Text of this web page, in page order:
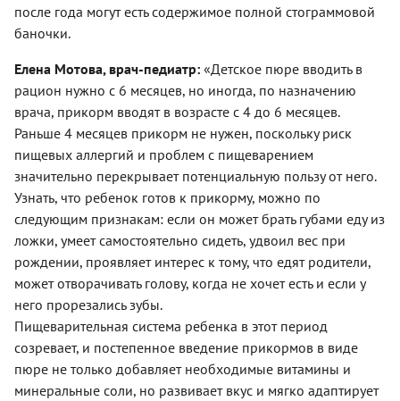
после года могут есть содержимое полной стограммовой
баночки.
Елена Мотова, врач-педиатр: «Детское пюре вводить в
рацион нужно с 6 месяцев, но иногда, по назначению
врача, прикорм вводят в возрасте с 4 до 6 месяцев.
Раньше 4 месяцев прикорм не нужен, поскольку риск
пищевых аллергий и проблем с пищеварением
значительно перекрывает потенциальную пользу от него.
Узнать, что ребенок готов к прикорму, можно по
следующим признакам: если он может брать губами еду из
ложки, умеет самостоятельно сидеть, удвоил вес при
рождении, проявляет интерес к тому, что едят родители,
может отворачивать голову, когда не хочет есть и если у
него прорезались зубы.
Пищеварительная система ребенка в этот период
созревает, и постепенное введение прикормов в виде
пюре не только добавляет необходимые витамины и
минеральные соли, но развивает вкус и мягко адаптирует